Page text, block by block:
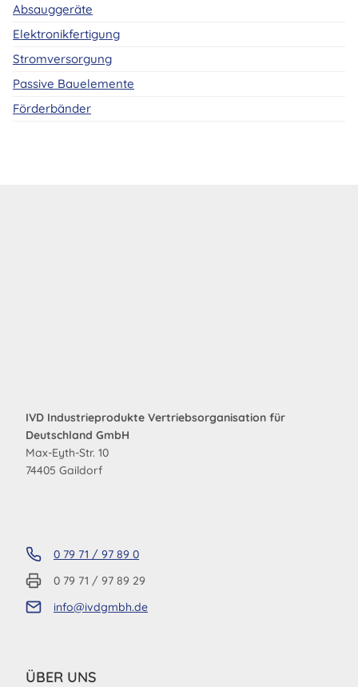
Absauggeräte
Elektronikfertigung
Stromversorgung
Passive Bauelemente
Förderbänder
IVD Industrieprodukte Vertriebsorganisation für
Deutschland GmbH
Max-Eyth-Str. 10
74405 Gaildorf
0 79 71 / 97 89 0
0 79 71 / 97 89 29
info@ivdgmbh.de
ÜBER UNS